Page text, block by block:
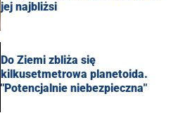
jej najbliżsi
Do Ziemi zbliża się
kilkusetmetrowa planetoida.
"Potencjalnie niebezpieczna"